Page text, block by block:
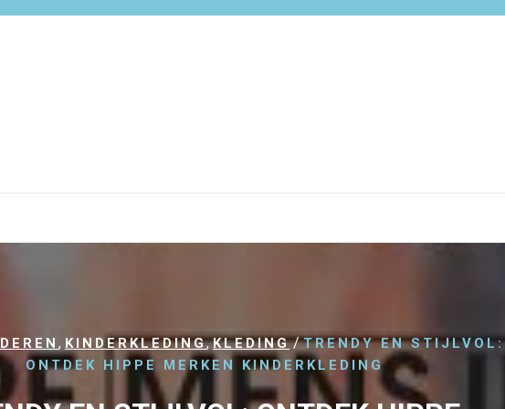
, KINDERKLEDING,KLEDING/TRENDY EN STIJLVOL:
ONTDEK HIPPE MERKEN KINDERKLEDING